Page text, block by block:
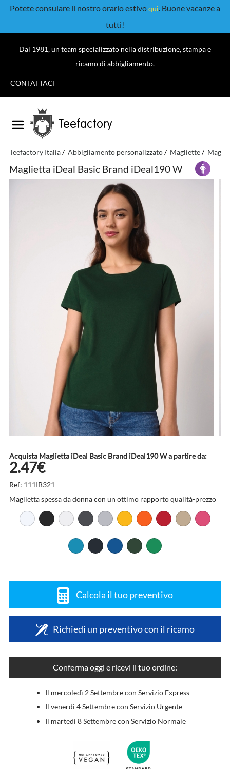
Potete consulare il nostro orario estivoqui. Buone vacanze a
tutti!
Dal 1981, un team specializzato nella distribuzione, stampa e
ricamo di abbigliamento.
CONTATTACI
Teefactory
Teefactory Italia Abbigliamento personalizzato Magliette
Maglietta iDeal Basic Brand iDeal190 W
Acquista Maglietta iDeal Basic Brand iDeal190 W a partire da:
2.47€
Ref: 111IB321
Maglietta spessa da donna con un ottimo rapporto qualità-prezzo
Calcola il tuo preventivo
Richiedi un preventivo con il ricamo
Conferma oggi e ricevi il tuo ordine:
Il mercoledì 2 Settembre con Servizio Express
Il venerdì 4 Settembre con Servizio Urgente
Il martedì 8 Settembre con Servizio Normale